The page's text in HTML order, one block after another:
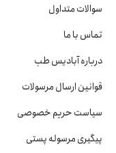
سوالات متداول
تماس با ما
درباره آبادیس طب
قوانین ارسال مرسولات
سیاست حریم خصوصی
پیگیری مرسوله پستی